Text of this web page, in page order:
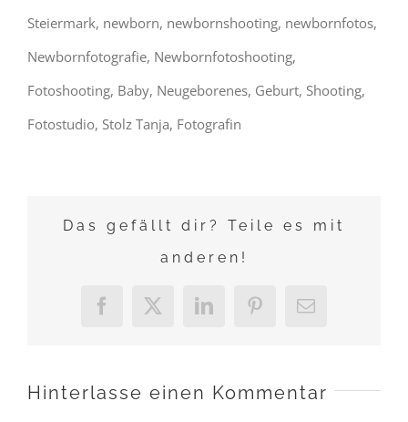
Steiermark, newborn, newbornshooting, newbornfotos,
Newbornfotografie, Newbornfotoshooting,
Fotoshooting, Baby, Neugeborenes, Geburt, Shooting,
Fotostudio, Stolz Tanja, Fotografin
Das gefällt dir? Teile es mit
anderen!
Facebook
X LinkedInPinterest
E-
Hinterlasse einen Kommentar